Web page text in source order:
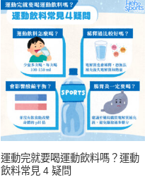
運動完就要喝運動飲料嗎？運動
飲料常見 4 疑問